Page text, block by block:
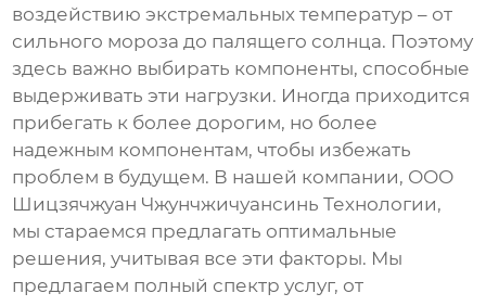
воздействию экстремальных температур – от
сильного мороза до палящего солнца. Поэтому
здесь важно выбирать компоненты, способные
выдерживать эти нагрузки. Иногда приходится
прибегать к более дорогим, но более
надежным компонентам, чтобы избежать
проблем в будущем. В нашей компании, ООО
Шицзячжуан Чжунчжичуансинь Технологии,
мы стараемся предлагать оптимальные
решения, учитывая все эти факторы. Мы
предлагаем полный спектр услуг, от